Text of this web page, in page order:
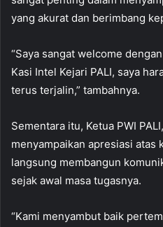
yang akurat dan berimbang
“Saya sangat welcome
Kasi Intel Kejari PALI, saya
terus terjalin,” tambahnya.
Sementara itu, Ketua PWI
menyampaikan apresiasi atas
langsung membangun
sejak awal masa tugasnya.
“Kami menyambut baik